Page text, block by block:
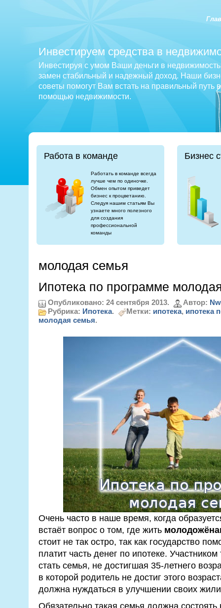
Инвестируем средства в
Инвестируя с умом Ваши деньги в
замен стабильный и надежный доход. Наши
советы помогут Вам встать на правильный путь
помощью недвижимости.
Работа в команде
Работать в команде всегда
лучше чем по одиночке.
Обмен опытом приведет
бизнес к процветанию.
Следуя нашим статьям Вы
узнаете много полезного
для создания
профессиональной
команды
Бизнес
молодая семья
Ипотека по программе
Опубликовано: 24 сентября 2013. Автор:
Рубрика: Ипотека. Метки: ипотека, ипотека
молодая семья.
Очень часто в наше время, когда
встаёт вопрос о том, где жить
стоит не так остро, так как государство
платит часть денег по ипотеке.
стать семья, не достигшая 35-летнего
в которой родитель не достиг этого
должна нуждаться в улучшении своих
Обязательно такая семья должна